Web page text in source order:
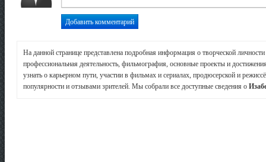
На данной странице представлена подробная информация о творческой личности
профессиональная деятельность, фильмография, основные проекты и
узнать о карьерном пути, участии в фильмах и сериалах, продюсерской и
популярности и отзывами зрителей. Мы собрали все доступные сведения о